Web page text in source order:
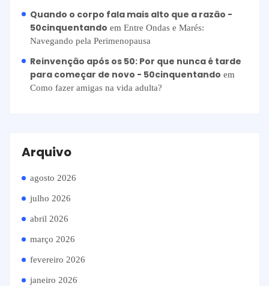
Quando o corpo fala mais alto que a razão -
50cinquentando em Entre Ondas e Marés:
Navegando pela Perimenopausa
Reinvenção após os 50: Por que nunca é tarde
para começar de novo - 50cinquentando em
Como fazer amigas na vida adulta?
Arquivo
agosto 2026
julho 2026
abril 2026
março 2026
fevereiro 2026
janeiro 2026